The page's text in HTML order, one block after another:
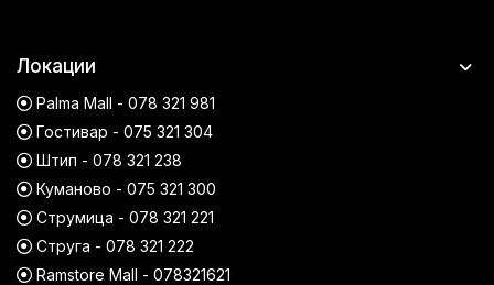
Локации
Palma Mall - 078 321 981
Гостивар - 075 321 304
Штип - 078 321 238
Куманово - 075 321 300
Струмица - 078 321 221
Струга - 078 321 222
Ramstore Mall - 078321621